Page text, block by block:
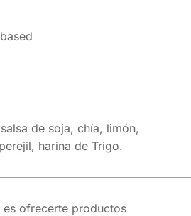
de soja, chía, limón,
harina de Trigo.
es ofrecerte productos